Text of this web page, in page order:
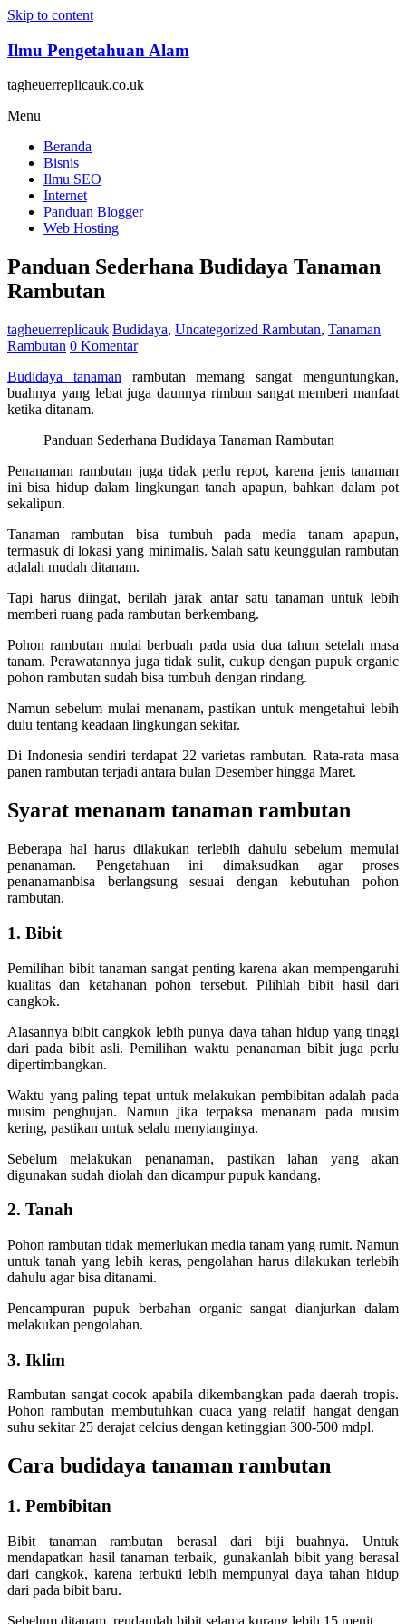
Skip to content
Ilmu Pengetahuan Alam
tagheuerreplicauk.co.uk
Menu
Beranda
Bisnis
Ilmu SEO
Internet
Panduan Blogger
Web Hosting
Panduan Sederhana Budidaya Tanaman
Rambutan
tagheuerreplicauk Budidaya, Uncategorized Rambutan, Tanaman
Rambutan 0 Komentar
Budidaya tanaman rambutan memang sangat menguntungkan,
buahnya yang lebat juga daunnya rimbun sangat memberi manfaat
ketika ditanam.
Panduan Sederhana Budidaya Tanaman Rambutan
Penanaman rambutan juga tidak perlu repot, karena jenis tanaman
ini bisa hidup dalam lingkungan tanah apapun, bahkan dalam pot
sekalipun.
Tanaman rambutan bisa tumbuh pada media tanam apapun,
termasuk di lokasi yang minimalis. Salah satu keunggulan rambutan
adalah mudah ditanam.
Tapi harus diingat, berilah jarak antar satu tanaman untuk lebih
memberi ruang pada rambutan berkembang.
Pohon rambutan mulai berbuah pada usia dua tahun setelah masa
tanam. Perawatannya juga tidak sulit, cukup dengan pupuk organic
pohon rambutan sudah bisa tumbuh dengan rindang.
Namun sebelum mulai menanam, pastikan untuk mengetahui lebih
dulu tentang keadaan lingkungan sekitar.
Di Indonesia sendiri terdapat 22 varietas rambutan. Rata-rata masa
panen rambutan terjadi antara bulan Desember hingga Maret.
Syarat menanam tanaman rambutan
Beberapa hal harus dilakukan terlebih dahulu sebelum memulai
penanaman. Pengetahuan ini dimaksudkan agar proses
penanamanbisa berlangsung sesuai dengan kebutuhan pohon
rambutan.
1. Bibit
Pemilihan bibit tanaman sangat penting karena akan mempengaruhi
kualitas dan ketahanan pohon tersebut. Pilihlah bibit hasil dari
cangkok.
Alasannya bibit cangkok lebih punya daya tahan hidup yang tinggi
dari pada bibit asli. Pemilihan waktu penanaman bibit juga perlu
dipertimbangkan.
Waktu yang paling tepat untuk melakukan pembibitan adalah pada
musim penghujan. Namun jika terpaksa menanam pada musim
kering, pastikan untuk selalu menyianginya.
Sebelum melakukan penanaman, pastikan lahan yang akan
digunakan sudah diolah dan dicampur pupuk kandang.
2. Tanah
Pohon rambutan tidak memerlukan media tanam yang rumit. Namun
untuk tanah yang lebih keras, pengolahan harus dilakukan terlebih
dahulu agar bisa ditanami.
Pencampuran pupuk berbahan organic sangat dianjurkan dalam
melakukan pengolahan.
3. Iklim
Rambutan sangat cocok apabila dikembangkan pada daerah tropis.
Pohon rambutan membutuhkan cuaca yang relatif hangat dengan
suhu sekitar 25 derajat celcius dengan ketinggian 300-500 mdpl.
Cara budidaya tanaman rambutan
1. Pembibitan
Bibit tanaman rambutan berasal dari biji buahnya. Untuk
mendapatkan hasil tanaman terbaik, gunakanlah bibit yang berasal
dari cangkok, karena terbukti lebih mempunyai daya tahan hidup
dari pada bibit baru.
Sebelum ditanam, rendamlah bibit selama kurang lebih 15 menit.